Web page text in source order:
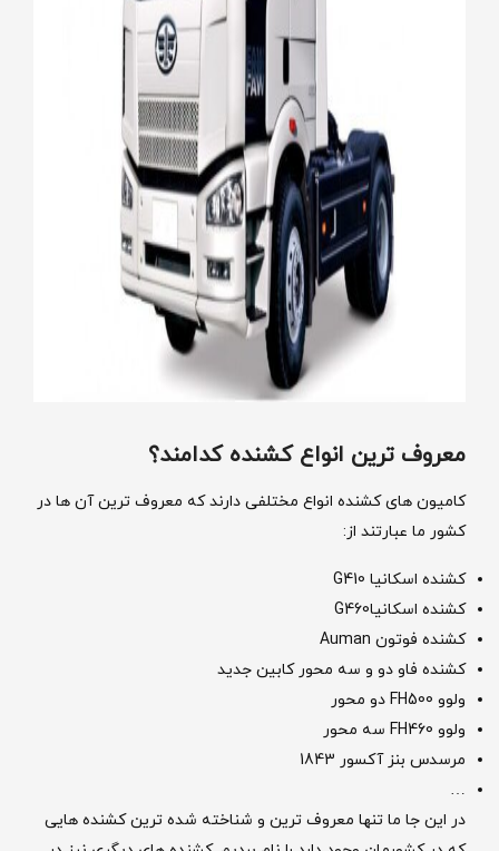
معروف ترین انواع کشنده کدامند؟
کامیون های کشنده انواع مختلفی دارند که معروف ترین آن ها در
کشور ما عبارتند از:
کشنده اسکانیا G410
کشنده اسکانیاG460
کشنده فوتون Auman
کشنده فاو دو و سه محور کابین جدید
ولوو FH500 دو محور
ولوو FH460 سه محور
مرسدس بنز آکسور 1843
…
در این جا ما تنها معروف ترین و شناخته شده ترین کشنده هایی